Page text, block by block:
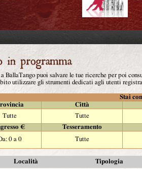
BallaTango puoi salvare le tue ricerche per poi
utilizzare gli strumenti dedicati agli utenti
Stai
Città
Tutte
Tutte
€
Tesseramento
0 a 0 Tutte
Località Tipologia